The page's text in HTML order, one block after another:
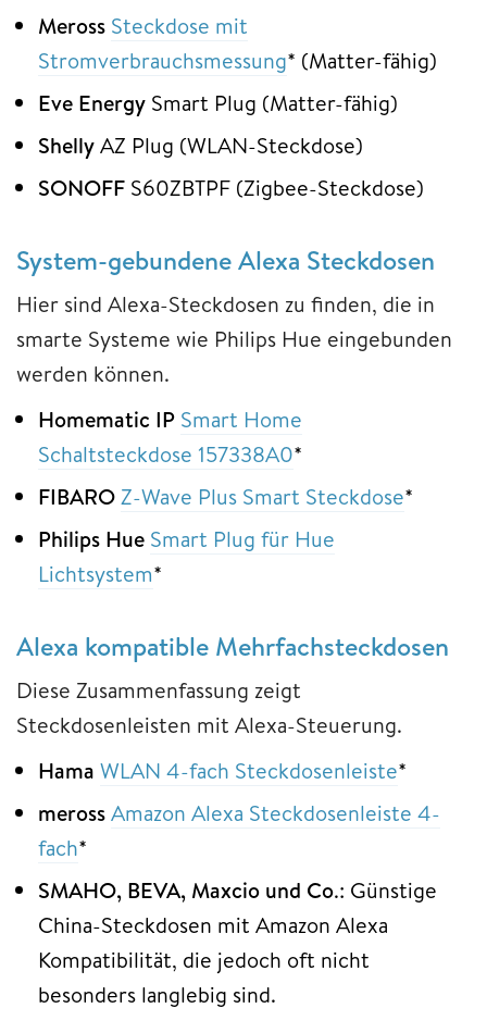
Meross Steckdose mit
Stromverbrauchsmessung* (Matter-fähig)
Eve Energy Smart Plug (Matter-fähig)
ShellyAZ Plug (WLAN-Steckdose)
SONOFF S60ZBTPF (Zigbee-Steckdose)
System-gebundene Alexa Steckdosen
Hier sind Alexa-Steckdosen zu finden, die in
smarte Systeme wie Philips Hue eingebunden
werden können.
Homematic IP Smart Home
Schaltsteckdose ‎157338A0*
FIBAROZ-Wave Plus Smart Steckdose*
Philips Hue Smart Plug für Hue
Lichtsystem*
Alexa kompatible Mehrfachsteckdosen
Diese Zusammenfassung zeigt
Steckdosenleisten mit Alexa-Steuerung.
Hama WLAN 4-fach Steckdosenleiste*
merossAmazon Alexa Steckdosenleiste 4-
fach*
SMAHO, BEVA, Maxcio und Co.: Günstige
China-Steckdosen mit Amazon Alexa
Kompatibilität, die jedoch oft nicht
besonders langlebig sind.